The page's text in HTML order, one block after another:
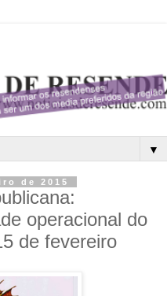
▼
de 2015
operacional do
de fevereiro